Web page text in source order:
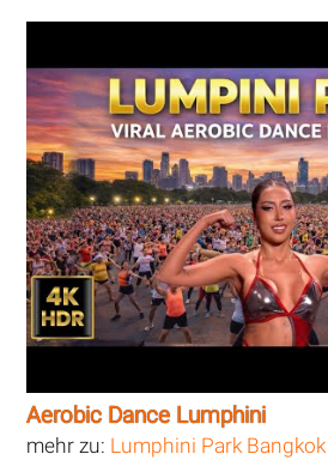
Aerobic Dance Lumphini
mehr zu: Lumphini Park Bangkok